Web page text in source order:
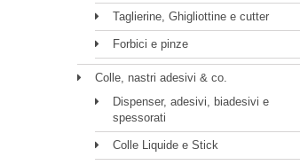
Taglierine, Ghigliottine e cutter
Forbici e pinze
Colle, nastri adesivi & co.
Dispenser, adesivi, biadesivi e
spessorati
Colle Liquide e Stick